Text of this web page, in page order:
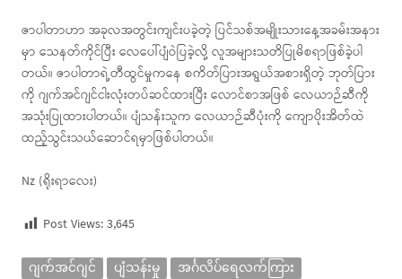
ဇာပါတာဟာ အခုလအတွင်းကျင်းပခဲ့တဲ့ ပြင်သစ်အမျိုးသားနေ့အခမ်းအနား
မှာ သေနတ်ကိုင်ပြီး လေပေါ်ပျံဝဲပြခဲ့လို့ လူအများသတိပြုမိစရာဖြစ်ခဲ့ပါ
တယ်။ ဇာပါတာရဲ့တီထွင်မှုကနေ စကိတ်ပြားအရွယ်အစားရှိတဲ့ ဘုတ်ပြား
ကို ဂျက်အင်ဂျင်ငါးလုံးတပ်ဆင်ထားပြီး လောင်စာအဖြစ် လေယာဉ်ဆီကို
အသုံးပြုထားပါတယ်။ ပျံသန်းသူက လေယာဉ်ဆီပုံးကို ကျောပိုးအိတ်ထဲ
ထည့်သွင်းသယ်ဆောင်ရမှာဖြစ်ပါတယ်။
Nz (ရိုးရာလေး)
Post Views:3,645
ဂျက်အင်ဂျင် ပျံသန်းမှု အင်္ဂလိပ်ရေလက်ကြား